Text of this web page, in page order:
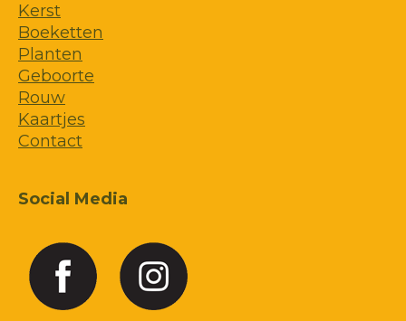
Kerst
Boeketten
Planten
Geboorte
Rouw
Kaartjes
Contact
Social Media